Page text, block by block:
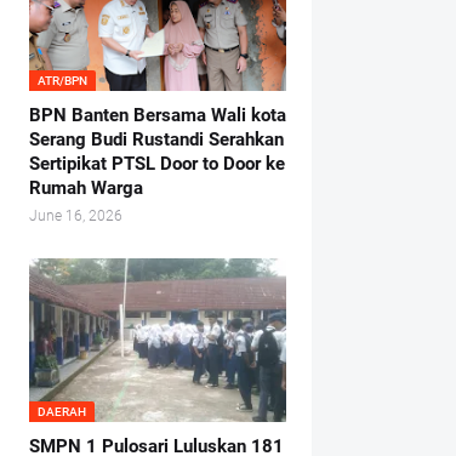
ATR/BPN
BPN Banten Bersama Wali kota
Serang Budi Rustandi Serahkan
Sertipikat PTSL Door to Door ke
Rumah Warga
June 16, 2026
DAERAH
SMPN 1 Pulosari Luluskan 181